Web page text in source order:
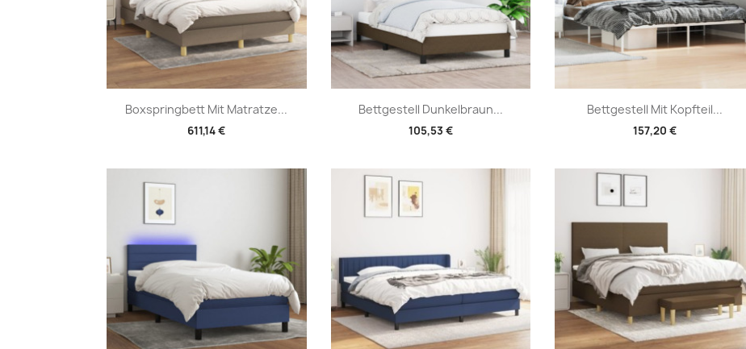
Boxspringbett Mit Matratze...
611,14 €
Vorschau Bettgestell Dunkelbraun...
105,53 €
Vorschau Bettgestell Mit Kopfteil...
157,20 €
Vorschau